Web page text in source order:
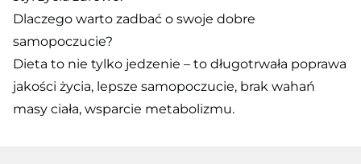
Dlaczego warto zadbać o swoje dobre
samopoczucie?
Dieta to nie tylko jedzenie – to długotrwała poprawa
jakości życia, lepsze samopoczucie, brak wahań
masy ciała, wsparcie metabolizmu.